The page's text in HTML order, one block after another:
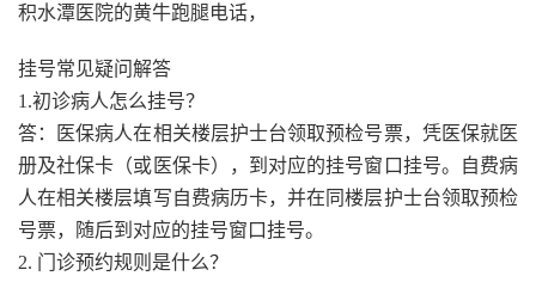
积水潭医院的黄牛跑腿电话，
挂号常见疑问解答
1.初诊病人怎么挂号？
答：医保病人在相关楼层护士台领取预检号票，凭医保就医
册及社保卡（或医保卡），到对应的挂号窗口挂号。自费病
人在相关楼层填写自费病历卡，并在同楼层护士台领取预检
号票，随后到对应的挂号窗口挂号。
2. 门诊预约规则是什么？